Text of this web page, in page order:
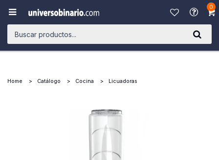
0

Home Catálogo Cocina Licuadoras